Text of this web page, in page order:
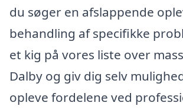
du søger en afslappende
behandling af specifikke
et kig på vores liste over
Dalby og giv dig selv
opleve fordelene ved